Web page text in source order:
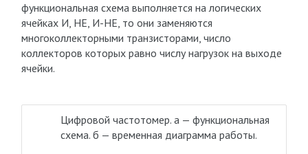
функциональная схема выполняется на логических
ячейках И, НЕ, И-НЕ, то они заменяются
многоколлекторными транзисторами, число
коллекторов которых равно числу нагрузок на выходе
ячейки.
Цифровой частотомер. а — функциональная
схема. б — временная диаграмма работы.